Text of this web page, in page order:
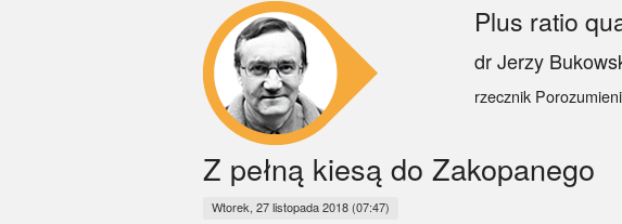
Plus ratio
dr Jerzy
rzecznik
Z pełną kiesą do Zakopanego
Wtorek, 27 listopada 2018 (07:47)